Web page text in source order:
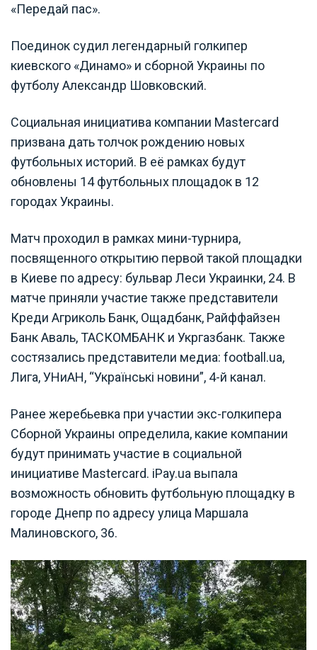
«Передай пас».
Поединок судил легендарный голкипер
киевского «Динамо» и сборной Украины по
футболу Александр Шовковский.
Социальная инициатива компании Mastercard
призвана дать толчок рождению новых
футбольных историй. В её рамках будут
обновлены 14 футбольных площадок в 12
городах Украины.
Матч проходил в рамках мини-турнира,
посвященного открытию первой такой площадки
в Киеве по адресу: бульвар Леси Украинки, 24. В
матче приняли участие также представители
Креди Агриколь Банк, Ощадбанк, Райффайзен
Банк Аваль, ТАСКОМБАНК и Укргазбанк. Также
состязались представители медиа: football.ua,
Лига, УНиАН, “Українські новини”, 4-й канал.
Ранее жеребьевка при участии экс-голкипера
Сборной Украины определила, какие компании
будут принимать участие в социальной
инициативе Mastercard. iPay.ua выпала
возможность обновить футбольную площадку в
городе Днепр по адресу улица Маршала
Малиновского, 36.